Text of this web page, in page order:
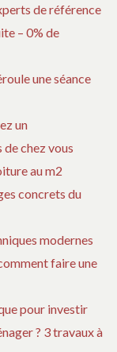
de référence
– 0% de
une séance
un
chez vous
au m2
concrets du
modernes
faire une
pour investir
? 3 travaux à